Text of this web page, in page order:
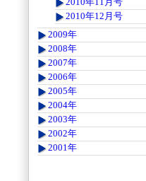
2010年11月号
2010年12月号
2009年
2008年
2007年
2006年
2005年
2004年
2003年
2002年
2001年